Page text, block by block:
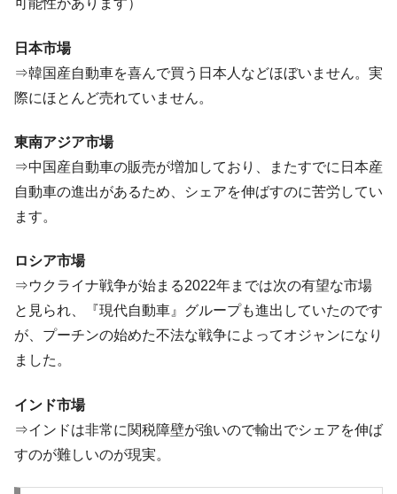
た ⇒ 国家が行った恐るべき株価操作であり、空前の国政壟
『Money1』
動」
『Money1』
中国だけが鉄鋼輸出を異常増加させる ⇒ 中
『Money1』
韓国製造業「半導体絶好調」のウラで他業
種は全般的「不調」⇒ PSIが示す現況は決して良くない。
『Money1』
【米韓激突案件】韓国消費者院が『クーパ
ン』1人当たり賠償10万ウォンを認定 ⇒ 総額3兆7,000億
『Money1』
『Money1』
韓国型イージス搭載の次世代駆逐艦
「KDDX」1番艦、2032年竣工と公示
『Money1』
【対日本円】ウォン安が急進！ 日米の協調
は韓国で『BYD』車は売れている。6カ月で対前年同期比
1.9倍！
『Money1』
在韓米国大使スティールが着韓！⇒ さっそ
く空港に詰めかけ「出て行け！」「極右勢力」のプラカー
ドを掲げる「在韓反米勢力」
可能性があります）
日本市場
⇒韓国産自動車を喜んで買う日本人などほぼいません。実
際にほとんど売れていません。
東南アジア市場
⇒中国産自動車の販売が増加しており、またすでに日本産
自動車の進出があるため、シェアを伸ばすのに苦労してい
ます。
ロシア市場
⇒ウクライナ戦争が始まる2022年までは次の有望な市場
と見られ、『現代自動車』グループも進出していたのです
が、プーチンの始めた不法な戦争によってオジャンになり
ました。
インド市場
⇒インドは非常に関税障壁が強いので輸出でシェアを伸ば
すのが難しいのが現実。